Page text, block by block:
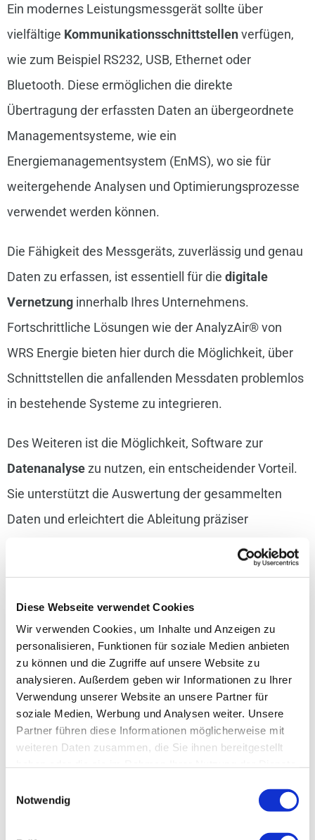
Diese Webseite verwendet Cookies
Wir verwenden Cookies, um Inhalte und Anzeigen zu
personalisieren, Funktionen für soziale Medien anbieten
zu können und die Zugriffe auf unsere Website zu
analysieren. Außerdem geben wir Informationen zu Ihrer
Verwendung unserer Website an unsere Partner für
soziale Medien, Werbung und Analysen weiter. Unsere
Partner führen diese Informationen möglicherweise mit
weiteren Daten zusammen, die Sie ihnen bereitgestellt
der Datenschutzerklärung widerrufen.
Notwendig
Ein modernes Leistungsmessgerät sollte über
vielfältige Kommunikationsschnittstellenverfügen,
wie zum Beispiel RS232, USB, Ethernet oder
Bluetooth. Diese ermöglichen die direkte
Übertragung der erfassten Daten an übergeordnete
Managementsysteme, wie ein
Energiemanagementsystem (EnMS), wo sie für
weitergehende Analysen und Optimierungsprozesse
verwendet werden können.
Die Fähigkeit des Messgeräts, zuverlässig und genau
Daten zu erfassen, ist essentiell für die digitale
Vernetzunginnerhalb Ihres Unternehmens.
Fortschrittliche Lösungen wie der AnalyzAir® von
WRS Energie bieten hier durch die Möglichkeit, über
Schnittstellen die anfallenden Messdaten problemlos
in bestehende Systeme zu integrieren.
Des Weiteren ist die Möglichkeit, Software zur
Datenanalysezu nutzen, ein entscheidender Vorteil.
Sie unterstützt die Auswertung der gesammelten
Daten und erleichtert die Ableitung präziser
Handlungsempfehlungen zur Verbesserung der
Energieeffizienz und Prozessoptimierung. Die
für ein intelligentes Energie- und
Prozessmanagement.
Die Rolle von WRS Energie bei der
Optimierung von Druckluftsystemen
aufgrund deren Energieintensität ein bedeutendes